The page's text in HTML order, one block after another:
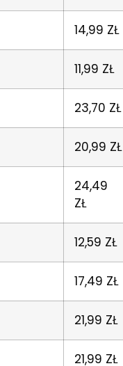
14,99 ZŁ
11,99 ZŁ
23,70 ZŁ
20,99 ZŁ
24,49
ZŁ
12,59 ZŁ
17,49 ZŁ
21,99 ZŁ
21,99 ZŁ